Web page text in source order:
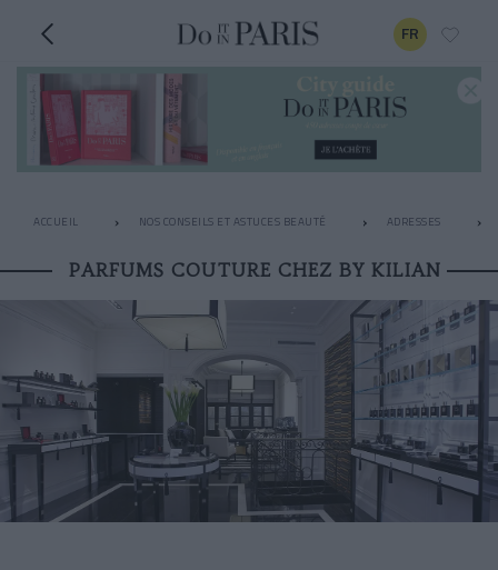
FR
ACCUEIL NOS CONSEILS ET ASTUCES BEAUTÉ ADRESSES
PARFUMS COUTURE CHEZ BY KILIAN